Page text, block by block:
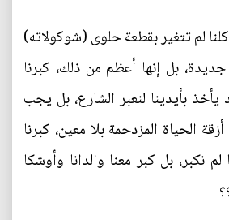
لم تتغير بقطعة حلوى (شوكولاته)
بل إنها أعظم من ذلك، كبرنا
بأيدينا لنعبر الشارع، بل يجب
الحياة المزدحمة بلا معين، كبرنا
لم نكبر، بل كبر معنا والدانا وأوشكا